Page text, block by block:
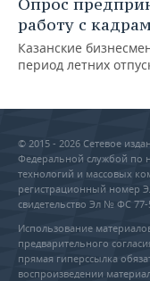
работу с
Казанские
период летних
© 2015 - 2026 Сетевое
Федеральной службой по
технологий и массовых
регистрационный номер
свидетельство Эл № ФС 77-
Использование
предварительного
прямая гиперссылка
воспроизведении